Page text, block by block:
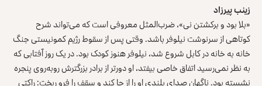
زینب پیرزاد
«بلا بود و برکشتن نی»، ضرب‌المثل معروفی است که می‌تواند شرح
کوتاهی از سرنوشت نیلوفر باشد. وقتی پس از سقوط رژیم کمونیستی جنگ
خانه به خانه در کابل شروع شد، نیلوفر هنوز کودک بود. در یک روز آفتابی که
به نظر نمی‌رسید اتفاق خاصی بیفتد، او دورتر از برادر بزر‌گترش روبه‌روی پنجره
نشسته بود. ناگهان صدای بلندی او را از جا کند و سقف را فرو ریخت: راکتی